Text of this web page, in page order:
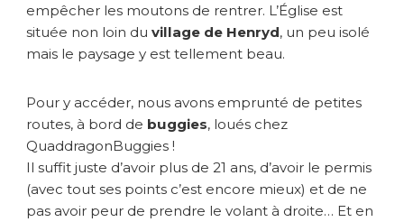
n
s
e
p
a
empêcher les moutons de rentrer. L’Église est
située non loin du village de Henryd, un peu isolé
mais le paysage y est tellement beau.
Pour y accéder, nous avons emprunté de petites
routes, à bord de buggies, loués chez
QuaddragonBuggies !
Il suffit juste d’avoir plus de 21 ans, d’avoir le permis
(avec tout ses points c’est encore mieux) et de ne
pas avoir peur de prendre le volant à droite… Et en